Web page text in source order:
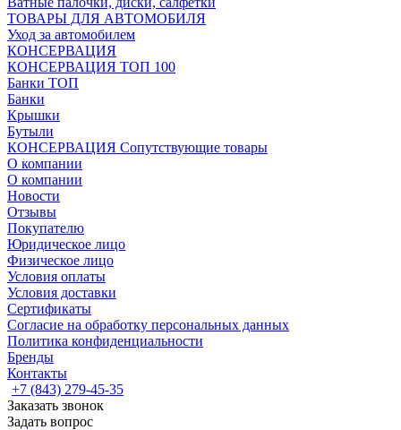
ТОВАРЫ ДЛЯ АВТОМОБИЛЯ
Уход за автомобилем
КОНСЕРВАЦИЯ
КОНСЕРВАЦИЯ ТОП 100
Банки ТОП
Банки
Крышки
Бутыли
КОНСЕРВАЦИЯ Сопутствующие товары
О компании
О компании
Новости
Отзывы
Покупателю
Юридическое лицо
Физическое лицо
Условия оплаты
Условия доставки
Сертификаты
Согласие на обработку персональных данных
Политика конфиденциальности
Бренды
Контакты
+7 (843) 279-45-35
Заказать звонок
Задать вопрос